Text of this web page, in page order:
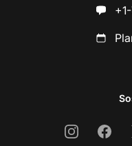
Instagram